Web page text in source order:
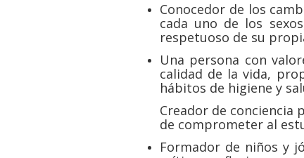
Conocedor de los
cada uno de los
respetuoso de su
Una persona con
calidad de la vida,
hábitos de higiene y
Creador de conciencia
de comprometer al
Formador de niños y